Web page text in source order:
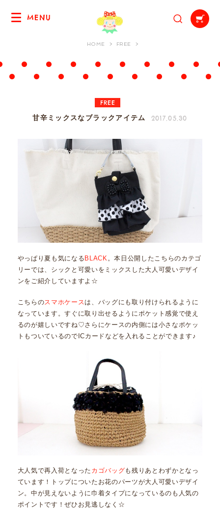
MENU
HOME FREE
FREE
甘辛ミックスなブラックアイテム 2017.05.30
やっぱり夏も気になる BLACK 。本日公開したこちらのカテゴ
リーでは、シックと可愛いをミックスした大人可愛いデザイ
ンをご紹介していますよ☆
こちらのスマホケース は、バッグにも取り付けられるように
なっています。すぐに取り出せるようにポケット感覚で使え
るのが嬉しいですね♡さらにケースの内側には小さなポケッ
トもついているのでICカードなどを入れることができます♪
大人気で再入荷となった カゴバッグも残りあとわずかとなっ
ています！トップについたお花のパーツが大人可愛いデザイ
ン。中が見えないように巾着タイプになっているのも人気の
ポイントです！ぜひお見逃しなく☆